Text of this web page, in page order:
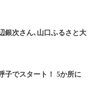
銀次さん､山口ふるさと大
子でスタート！ 5か所に